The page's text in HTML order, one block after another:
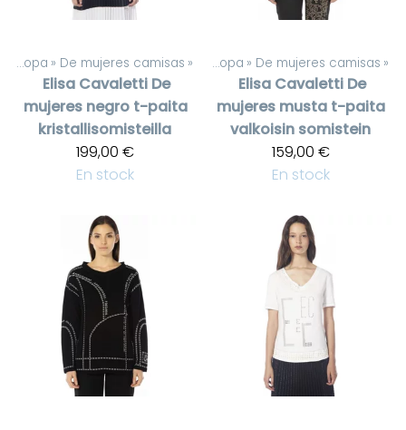
De mujeres ropa ‪» De mujeres camisas ‪»
Elisa Cavaletti De
mujeres negro t-paita
kristallisomisteilla
199,00 €
En stock
Productos ‪» De mujeres ropa ‪» De mujeres camisas ‪»
Elisa Cavaletti De
mujeres musta t-paita
valkoisin somistein
159,00 €
En stock